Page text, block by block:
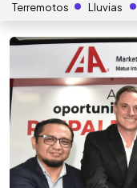
Terremotos Lluvias